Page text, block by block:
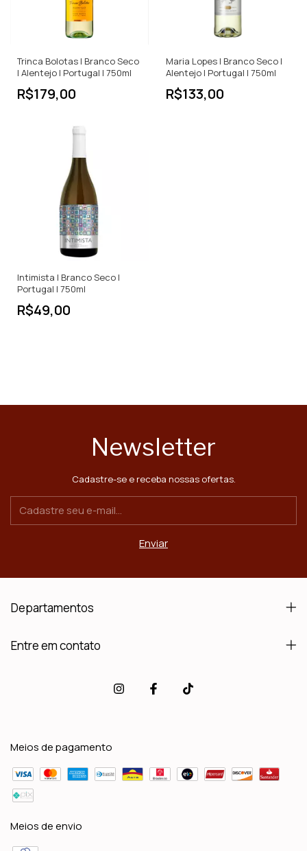
Trinca Bolotas | Branco Seco
| Alentejo | Portugal | 750ml
R$179,00
Maria Lopes | Branco Seco |
Alentejo | Portugal | 750ml
R$133,00
Intimista | Branco Seco |
Portugal | 750ml
R$49,00
Newsletter
Cadastre-se e receba nossas ofertas.
Departamentos
Entre em contato
Meios de pagamento
Meios de envio